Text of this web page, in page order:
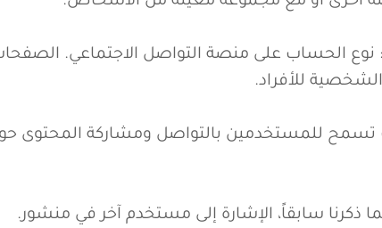
الشخصية للأفراد.